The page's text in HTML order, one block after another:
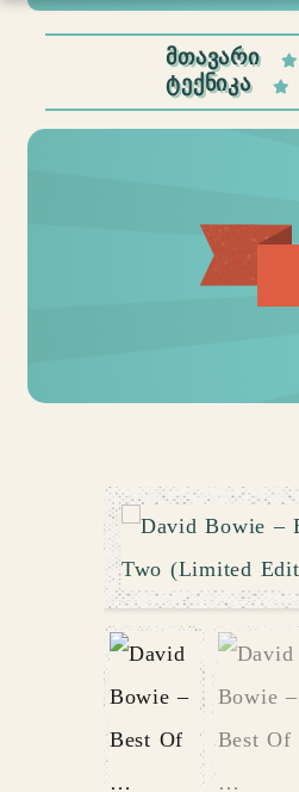
ᲛᲗᲐᲕᲐᲠᲘ
ᲢᲔᲥᲜᲘᲙᲐ